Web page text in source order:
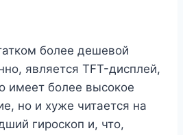
более дешевой
является TFT-дисплей,
имеет более высокое
но и хуже читается на
гироскоп и, что,